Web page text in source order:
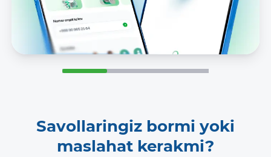
Savollaringiz bormi yoki
maslahat kerakmi?